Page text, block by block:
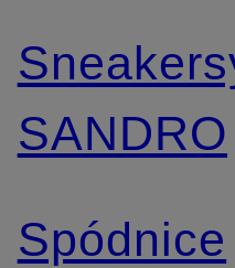
SANDRO
Spódnice